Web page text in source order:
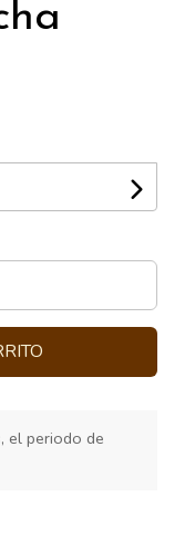
el periodo de